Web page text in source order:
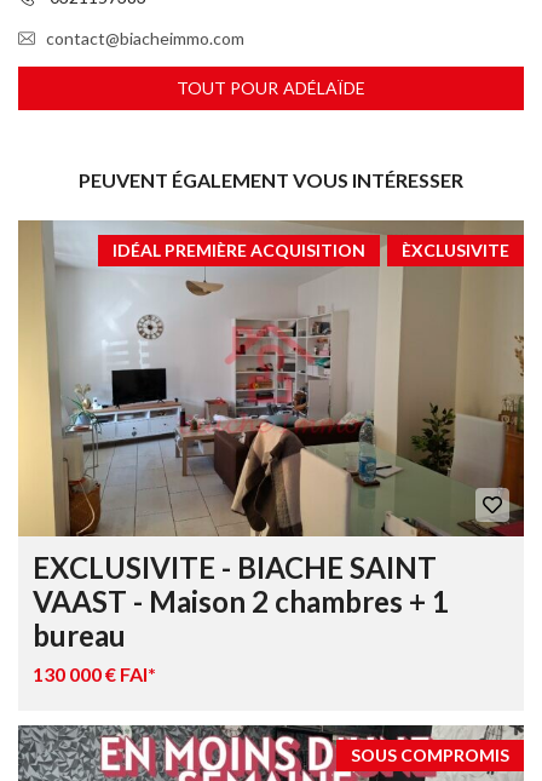
contact@biacheimmo.com
TOUT POUR ADÉLAÏDE
PEUVENT ÉGALEMENT VOUS INTÉRESSER
ÈXCLUSIVITE
IDÉAL PREMIÈRE ACQUISITION
EXCLUSIVITE - BIACHE SAINT
VAAST - Maison 2 chambres + 1
bureau
130 000 € FAI*
SOUS COMPROMIS